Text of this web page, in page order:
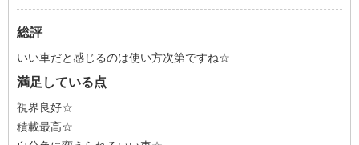
総評
いい車だと感じるのは使い方次第ですね☆
満足している点
視界良好☆
積載最高☆